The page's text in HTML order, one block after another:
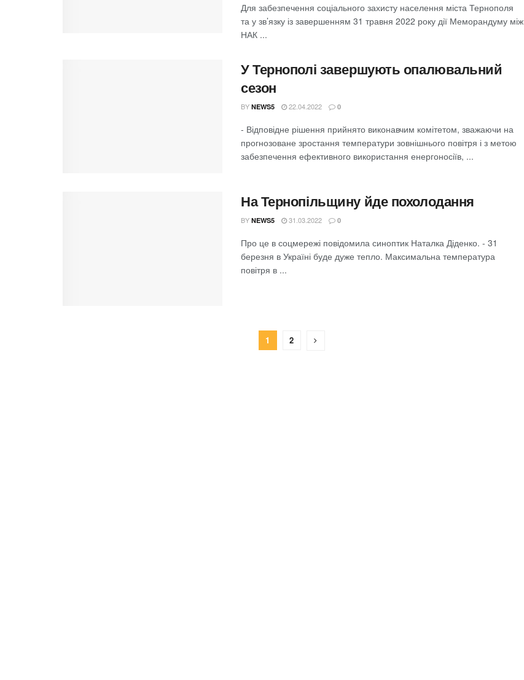
Для забезпечення соціального захисту населення міста Тернополя
та у зв’язку із завершенням 31 травня 2022 року дії Меморандуму між
НАК ...
У Тернополі завершують опалювальний
сезон
BY NEWS5 22.04.2022 0
- Відповідне рішення прийнято виконавчим комітетом, зважаючи на
прогнозоване зростання температури зовнішнього повітря і з метою
забезпечення ефективного використання енергоносіїв, ...
На Тернопільщину йде похолодання
BY NEWS5 31.03.2022 0
Про це в соцмережі повідомила синоптик Наталка Діденко. - 31
березня в Україні буде дуже тепло. Максимальна температура
повітря в ...
1 2